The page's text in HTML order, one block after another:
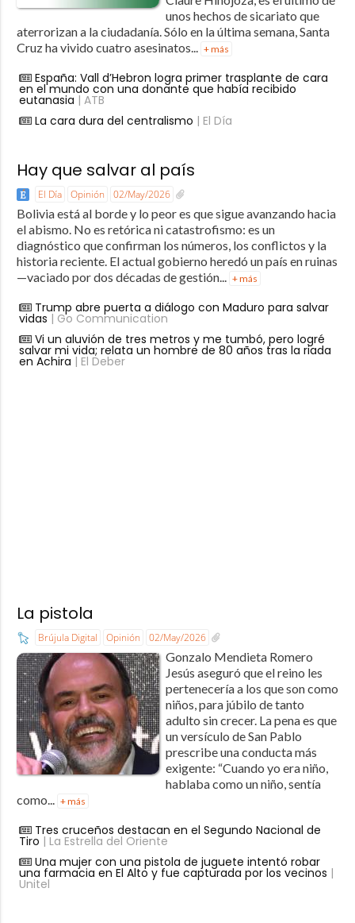
unos hechos de sicariato que
aterrorizan a la ciudadanía. Sólo en la última semana, Santa
Cruz ha vivido cuatro asesinatos... + más
España: Vall d’Hebron logra primer trasplante de cara
en el mundo con una donante que había recibido
eutanasia | ATB
La cara dura del centralismo | El Día
Hay que salvar al país
El Día Opinión 02/May/2026
Bolivia está al borde y lo peor es que sigue avanzando hacia
el abismo. No es retórica ni catastrofismo: es un
diagnóstico que confirman los números, los conflictos y la
historia reciente. El actual gobierno heredó un país en ruinas
—vaciado por dos décadas de gestión... + más
Trump abre puerta a diálogo con Maduro para salvar
vidas | Go Communication
Vi un aluvión de tres metros y me tumbó, pero logré
salvar mi vida; relata un hombre de 80 años tras la riada
en Achira | El Deber
La pistola
Brújula Digital Opinión 02/May/2026
Gonzalo Mendieta Romero
Jesús aseguró que el reino les
pertenecería a los que son como
niños, para júbilo de tanto
adulto sin crecer. La pena es que
un versículo de San Pablo
prescribe una conducta más
exigente: “Cuando yo era niño,
hablaba como un niño, sentía
como...
+ más
Tres cruceños destacan en el Segundo Nacional de
Tiro | La Estrella del Oriente
Una mujer con una pistola de juguete intentó robar
una farmacia en El Alto y fue capturada por los vecinos |
Unitel